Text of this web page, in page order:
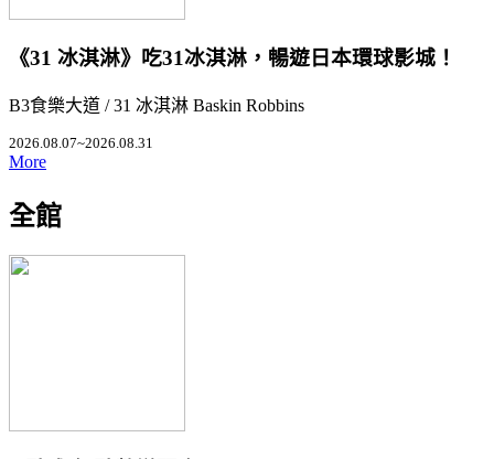
《31 冰淇淋》吃31冰淇淋，暢遊日本環球影城！
B3食樂大道 / 31 冰淇淋 Baskin Robbins
2026.08.07~2026.08.31
More
全館